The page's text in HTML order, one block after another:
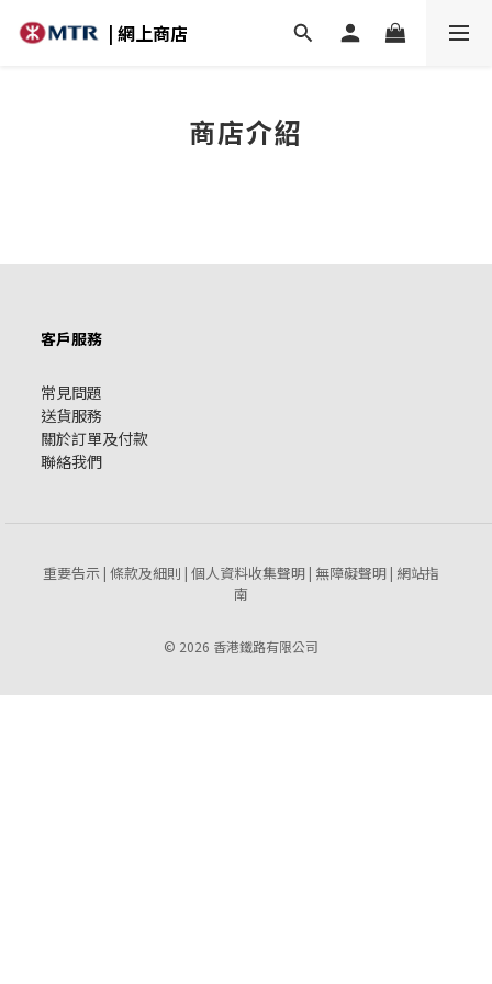
| 網上商店
商店介紹
客戶服務
常見問題
送貨服務
關於訂單及付款
聯絡我們
重要告示| 條款及細則 | 個人資料收集聲明| 無障礙聲明| 網站指
南
© 2026 香港鐵路有限公司